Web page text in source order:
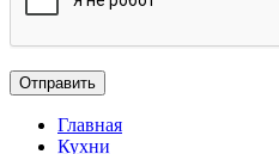
Главная
Кухни